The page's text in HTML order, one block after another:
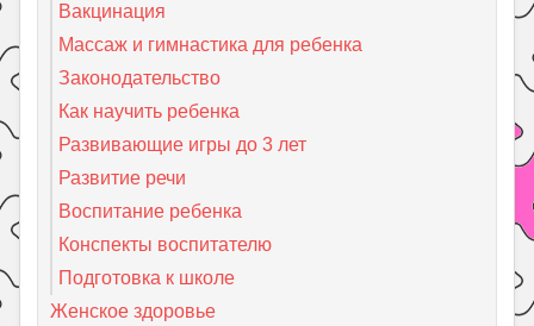
Вакцинация
Массаж и гимнастика для ребенка
Законодательство
Как научить ребенка
Развивающие игры до 3 лет
Развитие речи
Воспитание ребенка
Конспекты воспитателю
Подготовка к школе
Женское здоровье